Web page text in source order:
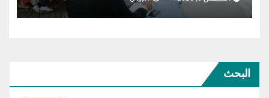
البحث